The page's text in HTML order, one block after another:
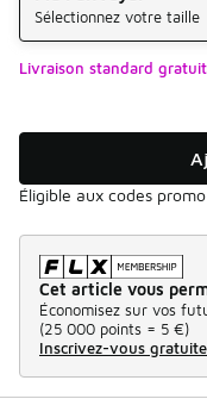
Sélectionnez votre taille
Livraison standard
Éligible aux codes promo
Cet article vous
Économisez sur vos
(25 000 points = 5 €)
Inscrivez-vous